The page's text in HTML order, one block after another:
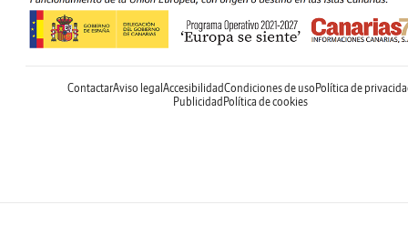
ContactarAviso legalAccesibilidadCondiciones de usoPolítica de
PublicidadPolítica de cookies